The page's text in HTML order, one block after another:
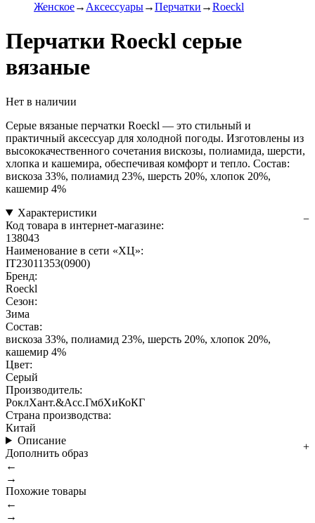
Женское Аксессуары Перчатки Roeckl
Перчатки Roeckl серые
вязаные
Нет в наличии
Серые вязаные перчатки Roeckl — это стильный и
практичный аксессуар для холодной погоды. Изготовлены из
высококачественного сочетания вискозы, полиамида, шерсти,
хлопка и кашемира, обеспечивая комфорт и тепло. Состав:
вискоза 33%, полиамид 23%, шерсть 20%, хлопок 20%,
кашемир 4%
Характеристики
Код товара в интернет-магазине:
138043
Наименование в сети «ХЦ»:
IT23011353(0900)
Бренд:
Roeckl
Сезон:
Зима
Состав:
вискоза 33%, полиамид 23%, шерсть 20%, хлопок 20%,
кашемир 4%
Цвет:
Серый
Производитель:
РоклХант.&Асс.ГмбХиКоКГ
Страна производства:
Китай
Описание
Дополнить образ
←
→
Похожие товары
←
→